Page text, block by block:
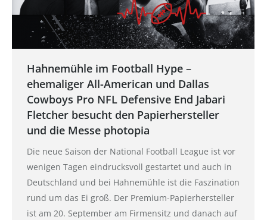
Hahnemühle im Football Hype –
ehemaliger All-American und Dallas
Cowboys Pro NFL Defensive End Jabari
Fletcher besucht den Papierhersteller
und die Messe photopia
Die neue Saison der National Football League ist vor
wenigen Tagen eindrucksvoll gestartet und auch in
Deutschland und bei Hahnemühle ist die Faszination
rund um das Ei groß. Der Premium-Papierhersteller
ist am 20. September am Firmensitz und danach auf